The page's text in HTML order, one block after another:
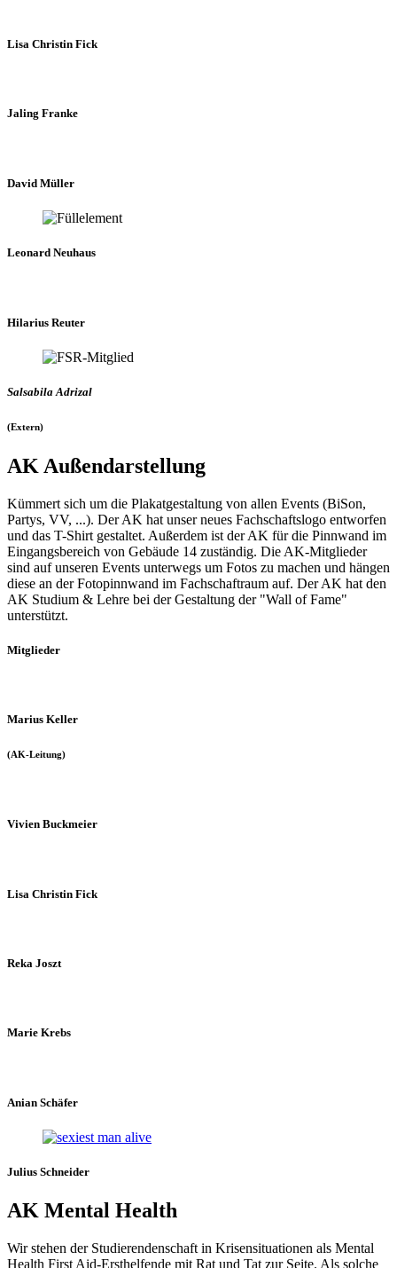
Lisa Christin Fick
Jaling Franke
David Müller
Leonard Neuhaus
Hilarius Reuter
Salsabila Adrizal
(Extern)
AK Außendarstellung
Kümmert sich um die Plakatgestaltung von allen Events (BiSon,
Partys, VV, ...). Der AK hat unser neues Fachschaftslogo entworfen
und das T-Shirt gestaltet. Außerdem ist der AK für die Pinnwand im
Eingangsbereich von Gebäude 14 zuständig. Die AK-Mitglieder
sind auf unseren Events unterwegs um Fotos zu machen und hängen
diese an der Fotopinnwand im Fachschaftraum auf. Der AK hat den
AK Studium & Lehre bei der Gestaltung der "Wall of Fame"
unterstützt.
Mitglieder
Marius Keller
(AK-Leitung)
Vivien Buckmeier
Lisa Christin Fick
Reka Joszt
Marie Krebs
Anian Schäfer
Julius Schneider
AK Mental Health
Wir stehen der Studierendenschaft in Krisensituationen als Mental
Health First Aid-Ersthelfende mit Rat und Tat zur Seite. Als solche